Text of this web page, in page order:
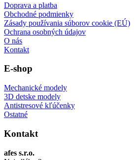
Doprava a platba
Obchodné podmienky
Zásady používania súborov cookie (EÚ)
Ochrana osobných údajov
O nás
Kontakt
E-shop
Mechanické modely
3D detske modely
Antistresové kľúčenky
Ostatné
Kontakt
afes s.r.o.